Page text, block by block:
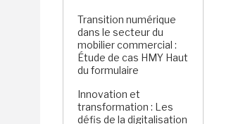
Transition numérique
dans le secteur du
mobilier commercial :
Étude de cas HMY Haut
du formulaire
Innovation et
transformation : Les
défis de la digitalisation